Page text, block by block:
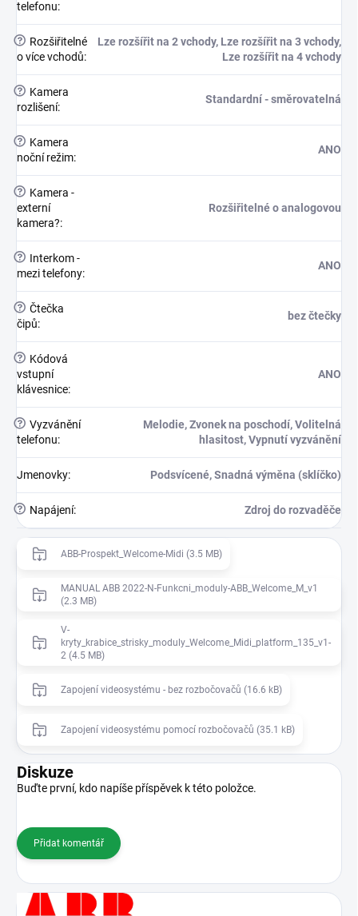
telefonu:
?
Rozšiřitelné
o více vchodů:
Lze rozšířit na 2 vchody, Lze rozšířit na 3 vchody,
Lze rozšířit na 4 vchody
?
Kamera
rozlišení:
Standardní - směrovatelná
?
Kamera
noční režim:
ANO
?
Kamera -
externí
kamera?:
Rozšiřitelné o analogovou
?
Interkom -
mezi telefony:
ANO
? Čtečka
čipů:
bez čtečky
?
Kódová
vstupní
klávesnice:
ANO
? Vyzvánění
telefonu:
Melodie, Zvonek na poschodí, Volitelná
hlasitost, Vypnutí vyzvánění
Jmenovky: Podsvícené, Snadná výměna (sklíčko)
? Napájení: Zdroj do rozvaděče
ABB-Prospekt_Welcome-Midi (3.5 MB)
MANUAL ABB 2022-N-Funkcni_moduly-ABB_Welcome_M_v1
(2.3 MB)
V-
kryty_krabice_strisky_moduly_Welcome_Midi_platform_135_v1-
2 (4.5 MB)
Zapojení videosystému - bez rozbočovačů (16.6 kB)
Zapojení videosystému pomocí rozbočovačů (35.1 kB)
Diskuze
Buďte první, kdo napíše příspěvek k této položce.
Přidat komentář